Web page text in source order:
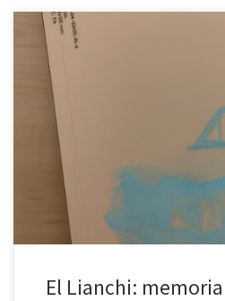
Jorge Matías (1974) ha vuelto a las
2026 con La frontera azul, un libro
editado por Altamarea, en su
sus problemas con el alcohol —algo
sinceridad valiente en su primer
El Lianchi: